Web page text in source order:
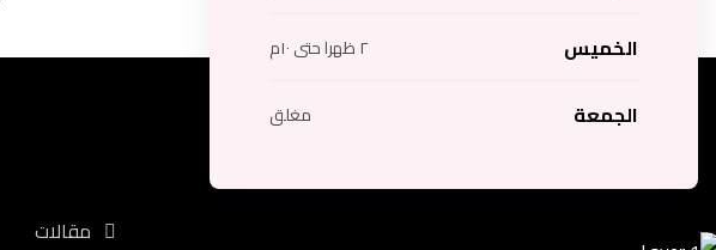
الخميس ٢ ظهرا حتى ١٠م
الجمعة مغلق
مقالات